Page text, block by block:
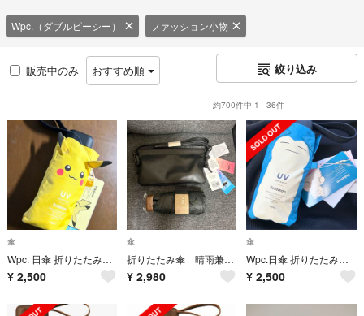
Wpc.（ダブルピーシー） ファッション小物
販売中のみ おすすめ順 絞り込み
約700件中 1 - 36件
傘
Wpc. 日傘 折りたたみ傘 ポケモン ピカチュウ 遮光 ミニ 晴雨兼用傘
¥ 2,500
傘
折りたたみ傘 晴雨兼用 バッグ付き Wpc. 日傘 黒 ブラック
¥ 2,980
傘
Wpc.日傘 折りたたみ傘 ポケモン カビゴン遮光 ミニ 晴雨兼用傘
¥ 2,500